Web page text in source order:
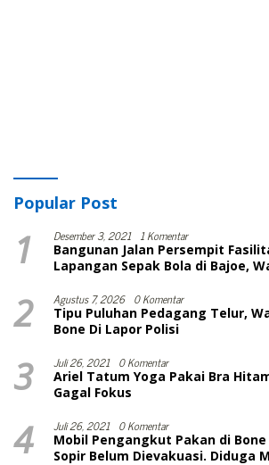
Popular Post
1 Desember 3, 2021 1 Komentar
Bangunan Jalan Persempit
Lapangan Sepak Bola di Bajoe,
2 Agustus 7, 2026 0 Komentar
Tipu Puluhan Pedagang Telur,
Bone Di Lapor Polisi
3 Juli 26, 2021 0 Komentar
Ariel Tatum Yoga Pakai Bra
Gagal Fokus
4 Juli 26, 2021 0 Komentar
Mobil Pengangkut Pakan di Bone Jatuh Ke Jurang,
Sopir Belum Dievakuasi. Diduga